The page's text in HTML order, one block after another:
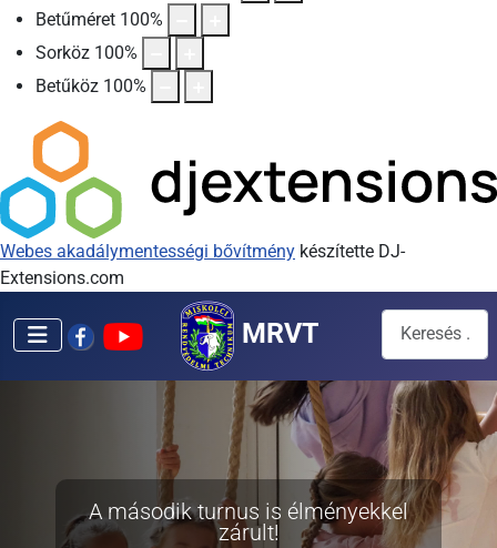
Betűméret 100%
Sorköz 100%
Betűköz 100%
Webes akadálymentességi bővítmény készítette DJ-
Extensions.com
MRVT Keresés...
A második turnus is élményekkel
zárult!